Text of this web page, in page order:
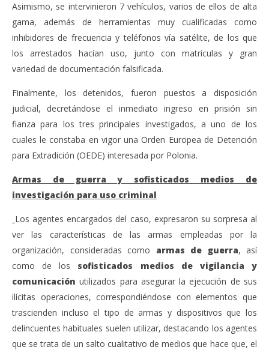
Asimismo, se intervinieron 7 vehículos, varios de ellos de alta
gama, además de herramientas muy cualificadas como
inhibidores de frecuencia y teléfonos vía satélite, de los que
los arrestados hacían uso, junto con matrículas y gran
variedad de documentación falsificada.
Finalmente, los detenidos, fueron puestos a disposición
judicial, decretándose el inmediato ingreso en prisión sin
fianza para los tres principales investigados, a uno de los
cuales le constaba en vigor una Orden Europea de Detención
para Extradición (OEDE) interesada por Polonia.
Armas de guerra y sofisticados medios de
investigación para uso criminal
Los agentes encargados del caso, expresaron su sorpresa al
ver las características de las armas empleadas por la
organización, consideradas como armas de guerra, así
como de los sofisticados medios de vigilancia y
comunicación utilizados para asegurar la ejecución de sus
ilícitas operaciones, correspondiéndose con elementos que
trascienden incluso el tipo de armas y dispositivos que los
delincuentes habituales suelen utilizar, destacando los agentes
que se trata de un salto cualitativo de medios que hace que, el